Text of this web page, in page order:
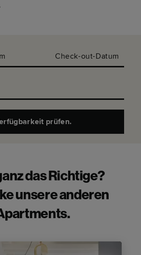
Check-out-Datum
prüfen.
das Richtige?
unsere anderen